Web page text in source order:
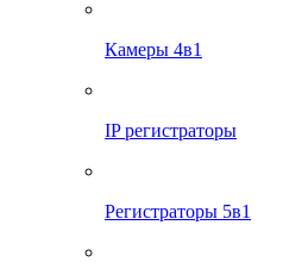
Камеры 4в1
IP регистраторы
Регистраторы 5в1